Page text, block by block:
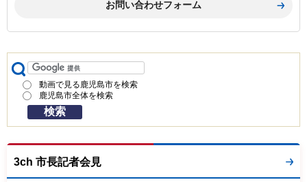
動画で見る鹿児島市を検索
鹿児島市全体を検索
3ch 市長記者会見